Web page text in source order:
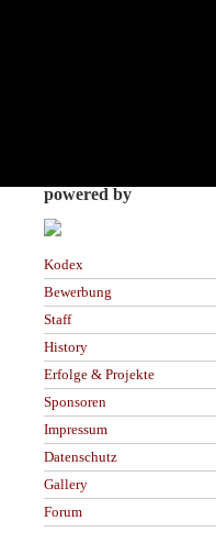
powered by
Kodex
Bewerbung
Staff
History
Erfolge & Projekte
Sponsoren
Impressum
Datenschutz
Gallery
Forum